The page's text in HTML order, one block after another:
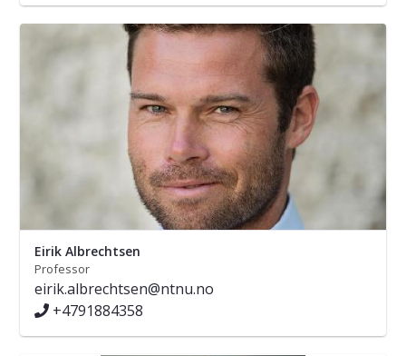
Eirik Albrechtsen
Professor
eirik.albrechtsen@ntnu.no
+4791884358